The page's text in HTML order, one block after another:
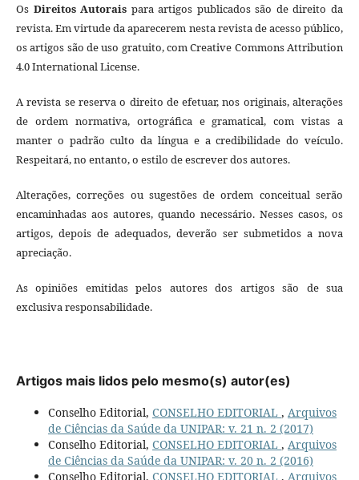
Os Direitos Autorais para artigos publicados são de direito da
revista. Em virtude da aparecerem nesta revista de acesso público,
os artigos são de uso gratuito, com Creative Commons Attribution
4.0 International License.
A revista se reserva o direito de efetuar, nos originais, alterações
de ordem normativa, ortográfica e gramatical, com vistas a
manter o padrão culto da língua e a credibilidade do veículo.
Respeitará, no entanto, o estilo de escrever dos autores.
Alterações, correções ou sugestões de ordem conceitual serão
encaminhadas aos autores, quando necessário. Nesses casos, os
artigos, depois de adequados, deverão ser submetidos a nova
apreciação.
As opiniões emitidas pelos autores dos artigos são de sua
exclusiva responsabilidade.
Artigos mais lidos pelo mesmo(s) autor(es)
Conselho Editorial, CONSELHO EDITORIAL , Arquivos
de Ciências da Saúde da UNIPAR: v. 21 n. 2 (2017)
Conselho Editorial, CONSELHO EDITORIAL , Arquivos
de Ciências da Saúde da UNIPAR: v. 20 n. 2 (2016)
Conselho Editorial, CONSELHO EDITORIAL , Arquivos